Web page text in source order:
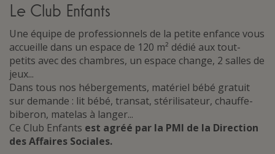
Le Club Enfants
Une équipe de professionnels de la petite enfance vous
accueille dans un espace de 120 m² dédié aux tout-
petits avec des chambres, un espace change, 2 salles de
jeux...
Dans tous nos hébergements, matériel bébé gratuit
sur demande : lit bébé, transat, stérilisateur, chauffe-
biberon, matelas à langer...
Ce Club Enfants est agréé par la PMI de la Direction
des Affaires Sociales.